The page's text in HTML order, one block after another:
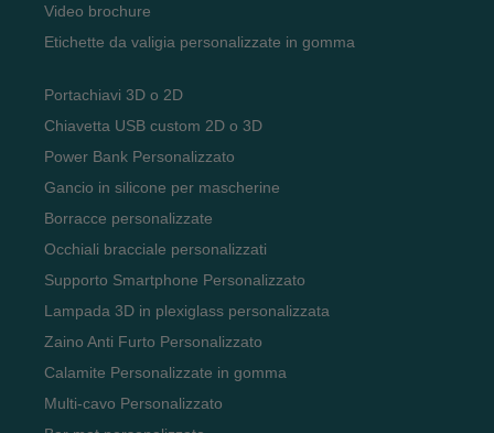
Video brochure
Etichette da valigia personalizzate in gomma
Portachiavi 3D o 2D
Chiavetta USB custom 2D o 3D
Power Bank Personalizzato
Gancio in silicone per mascherine
Borracce personalizzate
Occhiali bracciale personalizzati
Supporto Smartphone Personalizzato
Lampada 3D in plexiglass personalizzata
Zaino Anti Furto Personalizzato
Calamite Personalizzate in gomma
Multi-cavo Personalizzato